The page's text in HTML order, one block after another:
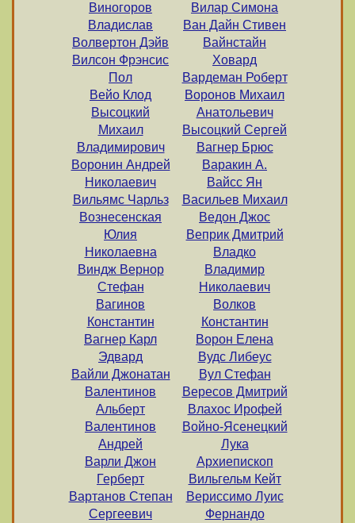
Виногоров
Владислав
Волвертон Дэйв
Вилсон Фрэнсис
Пол
Вейо Клод
Высоцкий
Михаил
Владимирович
Воронин Андрей
Николаевич
Вильямс Чарльз
Вознесенская
Юлия
Николаевна
Виндж Вернор
Стефан
Вагинов
Константин
Вагнер Карл
Эдвард
Вайли Джонатан
Валентинов
Альберт
Валентинов
Андрей
Варли Джон
Герберт
Вартанов Степан
Сергеевич
Вилар Симона
Ван Дайн Стивен
Вайнстайн
Ховард
Вардеман Роберт
Воронов Михаил
Анатольевич
Высоцкий Сергей
Вагнер Брюс
Варакин А.
Вайсс Ян
Васильев Михаил
Ведон Джос
Веприк Дмитрий
Владко
Владимир
Николаевич
Волков
Константин
Ворон Елена
Вудс Либеус
Вул Стефан
Вересов Дмитрий
Влахос Ирофей
Войно-Ясенецкий
Лука
Архиепископ
Вильгельм Кейт
Вериссимо Луис
Фернандо